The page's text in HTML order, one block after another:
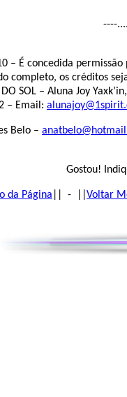
----
– É concedida
completo, os créditos
SOL – Aluna Joy
– Email:
Belo –
Gostou!
da Página || - || Voltar